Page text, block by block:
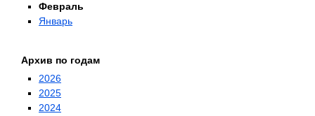
Февраль
Январь
Архив по годам
2026
2025
2024